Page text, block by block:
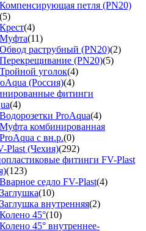
Компенсирующая петля (PN20)
(5)
Крест(4)
Муфта(11)
Обвод раструбный (PN20)(2)
Перекрещивание (PN20)(5)
Тройной уголок(4)
(Россия)(4)
фитинги
(4)
Водорозетки ProAqua(4)
Муфта комбинированная
ProAqua с вн.р.(0)
Plast (Чехия)(292)
фитинги FV-Plast
(123)
Вварное седло FV-Plast(4)
Заглушка(10)
Заглушка внутренняя(2)
Колено 45°(10)
Колено 45° внутреннее-